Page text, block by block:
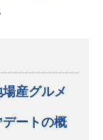
産グルメ
ートの概